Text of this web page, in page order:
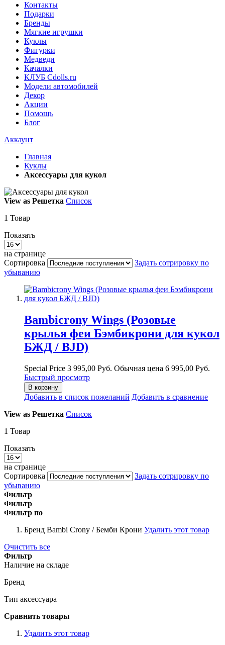
Контакты
Подарки
Бренды
Мягкие игрушки
Куклы
Фигурки
Медведи
Качалки
КЛУБ Cdolls.ru
Модели автомобилей
Декор
Акции
Помощь
Блог
Аккаунт
Главная
Куклы
Аксессуары для кукол
View as Решетка Список
1 Товар
Показать
на странице
Сортировка
Задать сотрировку по
убыванию
Bambicrony Wings (Розовые
крылья феи Бэмбикрони для кукол
БЖД / BJD)
Special Price 3 995,00 Руб. Обычная цена 6 995,00 Руб.
Быстрый просмотр
В корзину
Добавить в список пожеланий Добавить в сравнение
View as Решетка Список
1 Товар
Показать
на странице
Сортировка
Задать сотрировку по
убыванию
Фильтр
Фильтр
Фильтр по
Бренд Bambi Crony / Бемби Крони Удалить этот товар
Очистить все
Фильтр
Наличие на складе
Бренд
Тип аксессуара
Сравнить товары
Удалить этот товар